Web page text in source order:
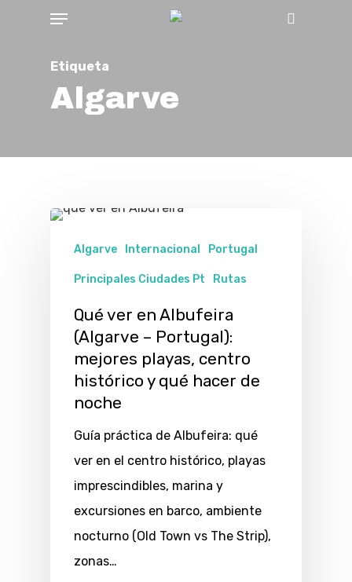
Menu
Etiqueta
Algarve
Algarve Internacional Portugal
Principales Ciudades Pt Rutas
Qué ver en Albufeira
(Algarve – Portugal):
mejores playas, centro
histórico y qué hacer de
noche
Guía práctica de Albufeira: qué
ver en el centro histórico, playas
imprescindibles, marina y
excursiones en barco, ambiente
nocturno (Old Town vs The Strip),
zonas…